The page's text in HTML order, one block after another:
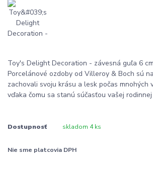
Toy's Delight Decoration - závesná guľa 6
Porcelánové ozdoby od Villeroy & Boch sú
zachovali svoju krásu a lesk počas mnohých
vďaka čomu sa stanú súčasťou vašej
Dostupnosť skladom 4 ks
Nie sme platcovia DPH